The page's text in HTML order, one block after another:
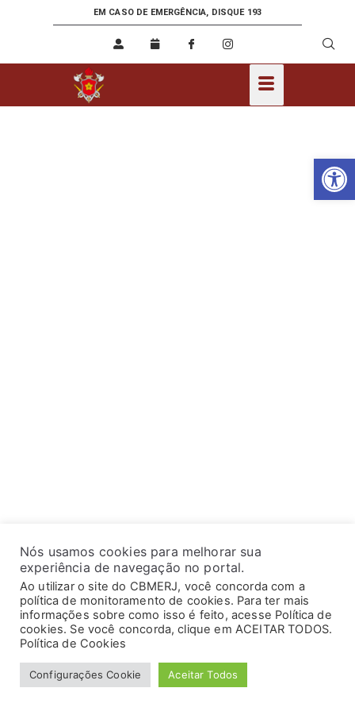
EM CASO DE EMERGÊNCIA, DISQUE 193
Nós usamos cookies para melhorar sua
experiência de navegação no portal.
Ao utilizar o site do CBMERJ, você concorda com a
política de monitoramento de cookies. Para ter mais
informações sobre como isso é feito, acesse Política de
cookies. Se você concorda, clique em ACEITAR TODOS.
Política de Cookies
Configurações Cookie Aceitar Todos